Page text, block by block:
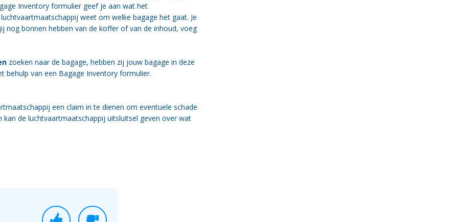
Inventory formulier geef je aan wat het
weet om welke bagage het gaat. Je
nog bonnen hebben van de koffer of van de inhoud, voeg
zoeken naar de bagage, hebben zij jouw bagage in deze
behulp van een Bagage Inventory formulier.
een claim in te dienen om eventuele schade
de luchtvaartmaatschappij uitsluitsel geven over wat